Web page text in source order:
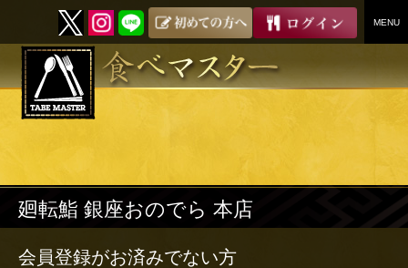
MENU
SKIP
廻転鮨 銀座おのでら 本店
会員登録がお済みでない方